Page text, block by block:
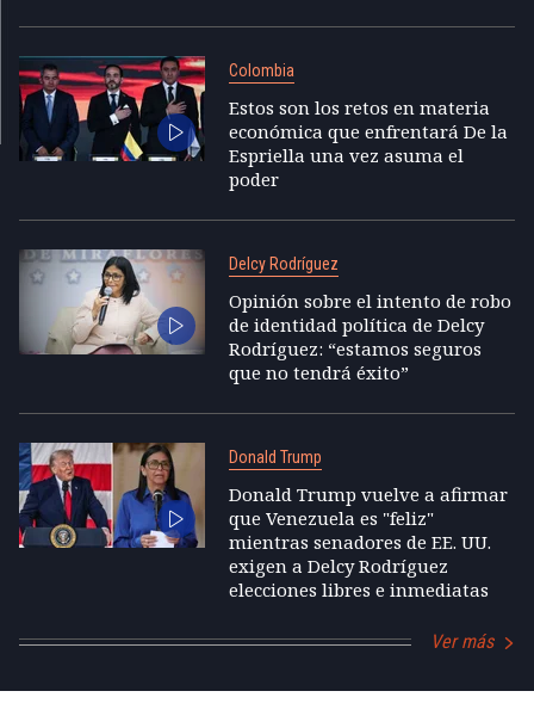
Colombia
Estos son los retos en materia
económica que enfrentará De la
Espriella una vez asuma el
poder
Delcy Rodríguez
Opinión sobre el intento de robo
de identidad política de Delcy
Rodríguez: “estamos seguros
que no tendrá éxito”
Donald Trump
Donald Trump vuelve a afirmar
que Venezuela es "feliz"
mientras senadores de EE. UU.
exigen a Delcy Rodríguez
elecciones libres e inmediatas
Ver más